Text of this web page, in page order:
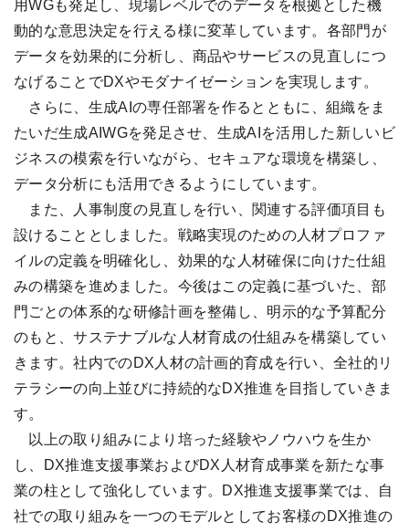
用WGも発足し、現場レベルでのデータを根拠とした機
動的な意思決定を行える様に変革しています。各部門が
データを効果的に分析し、商品やサービスの見直しにつ
なげることでDXやモダナイゼーションを実現します。
さらに、生成AIの専任部署を作るとともに、組織をま
たいだ生成AIWGを発足させ、生成AIを活用した新しいビ
ジネスの模索を行いながら、セキュアな環境を構築し、
データ分析にも活用できるようにしています。
また、人事制度の見直しを行い、関連する評価項目も
設けることとしました。戦略実現のための人材プロファ
イルの定義を明確化し、効果的な人材確保に向けた仕組
みの構築を進めました。今後はこの定義に基づいた、部
門ごとの体系的な研修計画を整備し、明示的な予算配分
のもと、サステナブルな人材育成の仕組みを構築してい
きます。社内でのDX人材の計画的育成を行い、全社的リ
テラシーの向上並びに持続的なDX推進を目指していきま
す。
以上の取り組みにより培った経験やノウハウを生か
し、DX推進支援事業およびDX人材育成事業を新たな事
業の柱として強化しています。DX推進支援事業では、自
社での取り組みを一つのモデルとしてお客様のDX推進の